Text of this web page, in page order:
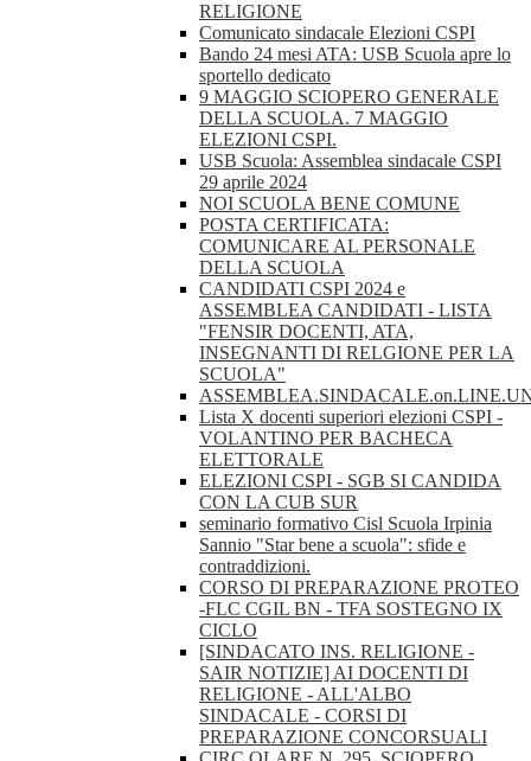
RELIGIONE
Comunicato sindacale Elezioni CSPI
Bando 24 mesi ATA: USB Scuola apre lo
sportello dedicato
9 MAGGIO SCIOPERO GENERALE
DELLA SCUOLA. 7 MAGGIO
ELEZIONI CSPI.
USB Scuola: Assemblea sindacale CSPI
29 aprile 2024
NOI SCUOLA BENE COMUNE
POSTA CERTIFICATA:
COMUNICARE AL PERSONALE
DELLA SCUOLA
CANDIDATI CSPI 2024 e
ASSEMBLEA CANDIDATI - LISTA
"FENSIR DOCENTI, ATA,
INSEGNANTI DI RELGIONE PER LA
SCUOLA"
Lista X docenti superiori elezioni CSPI -
VOLANTINO PER BACHECA
ELETTORALE
ELEZIONI CSPI - SGB SI CANDIDA
CON LA CUB SUR
seminario formativo Cisl Scuola Irpinia
Sannio "Star bene a scuola": sfide e
contraddizioni.
CORSO DI PREPARAZIONE PROTEO
-FLC CGIL BN - TFA SOSTEGNO IX
CICLO
[SINDACATO INS. RELIGIONE -
SAIR NOTIZIE] AI DOCENTI DI
RELIGIONE - ALL'ALBO
SINDACALE - CORSI DI
PREPARAZIONE CONCORSUALI